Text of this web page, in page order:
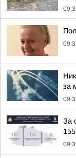
за
За